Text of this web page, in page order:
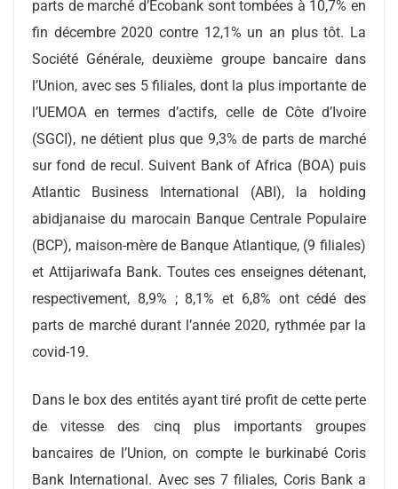
parts de marché d’Ecobank sont tombées à 10,7% en
fin décembre 2020 contre 12,1% un an plus tôt. La
Société Générale, deuxième groupe bancaire dans
l’Union, avec ses 5 filiales, dont la plus importante de
l’UEMOA en termes d’actifs, celle de Côte d’Ivoire
(SGCI), ne détient plus que 9,3% de parts de marché
sur fond de recul. Suivent Bank of Africa (BOA) puis
Atlantic Business International (ABI), la holding
abidjanaise du marocain Banque Centrale Populaire
(BCP), maison-mère de Banque Atlantique, (9 filiales)
et Attijariwafa Bank. Toutes ces enseignes détenant,
respectivement, 8,9% ; 8,1% et 6,8% ont cédé des
parts de marché durant l’année 2020, rythmée par la
covid-19.
Dans le box des entités ayant tiré profit de cette perte
de vitesse des cinq plus importants groupes
bancaires de l’Union, on compte le burkinabé Coris
Bank International. Avec ses 7 filiales, Coris Bank a